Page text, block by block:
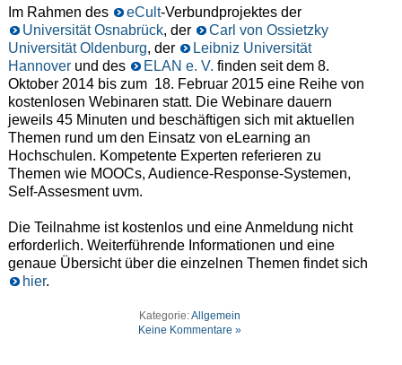
Im Rahmen des eCult-Verbundprojektes der
Universität Osnabrück, der
Carl von Ossietzky
Universität Oldenburg, der
Leibniz Universität
Hannoverund des ELAN e. V. finden seit dem 8.
Oktober 2014 bis zum 18. Februar 2015 eine Reihe von
kostenlosen Webinaren statt. Die Webinare dauern
jeweils 45 Minuten und beschäftigen sich mit aktuellen
Themen rund um den Einsatz von eLearning an
Hochschulen. Kompetente Experten referieren zu
Themen wie MOOCs, Audience-Response-Systemen,
Self-Assesment uvm.
Die Teilnahme ist kostenlos und eine Anmeldung nicht
erforderlich. Weiterführende Informationen und eine
genaue Übersicht über die einzelnen Themen findet sich
hier.
Kategorie:Allgemein
Keine Kommentare »